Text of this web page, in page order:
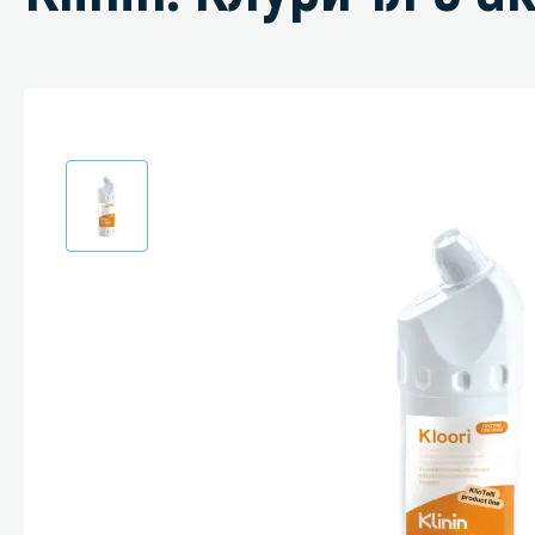
стрипперы
Средства
Средства
Средства
Средства
Средства